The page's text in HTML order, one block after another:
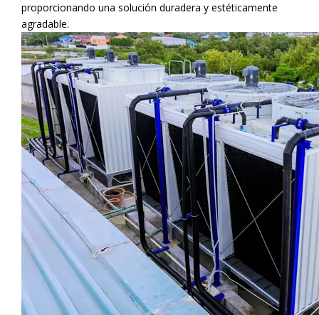
proporcionando una solución duradera y estéticamente
agradable.